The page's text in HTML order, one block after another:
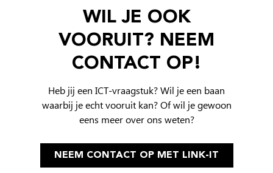
WIL JE OOK
VOORUIT? NEEM
CONTACT OP!
Heb jij een ICT-vraagstuk? Wil je een baan
waarbij je echt vooruit kan? Of wil je gewoon
eens meer over ons weten?
NEEM CONTACT OP MET LINK-IT